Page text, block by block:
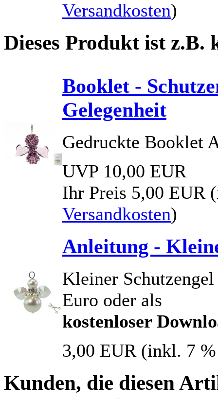
Versandkosten)
Dieses Produkt ist z.B.
Booklet -
Gelegenheit
Gedruckte Booklet
UVP 10,00 EUR
Ihr Preis 5,00 EUR
Versandkosten)
Anleitung -
Kleiner
Euro oder als
kostenloser
3,00 EUR (inkl. 7
Kunden, die diesen